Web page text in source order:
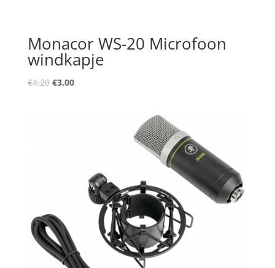
Monacor WS-20 Microfoon
windkapje
€4.20 Oorspronkelijke
€3.00Huidige